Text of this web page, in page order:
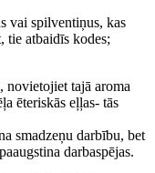
vai spilventiņus, kas
tie atbaidīs kodes;
novietojiet tajā aroma
ēteriskās eļļas- tās
smadzeņu darbību, bet
darbaspējas.